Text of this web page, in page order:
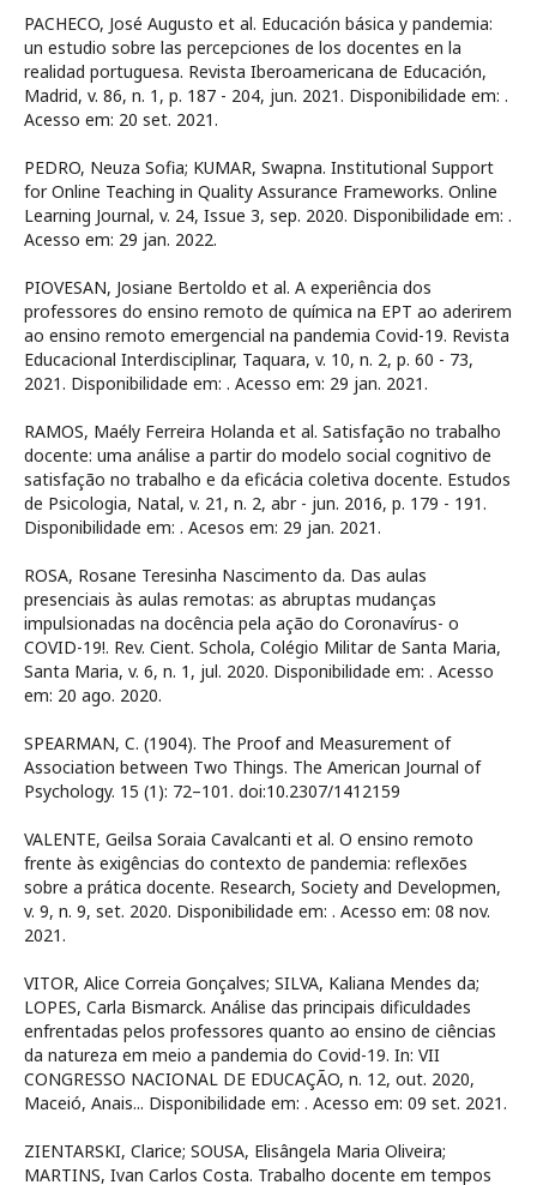
PACHECO, José Augusto et al. Educación básica y pandemia:
un estudio sobre las percepciones de los docentes en la
realidad portuguesa. Revista Iberoamericana de Educación,
Madrid, v. 86, n. 1, p. 187 - 204, jun. 2021. Disponibilidade em: .
Acesso em: 20 set. 2021.
PEDRO, Neuza Sofia; KUMAR, Swapna. Institutional Support
for Online Teaching in Quality Assurance Frameworks. Online
Learning Journal, v. 24, Issue 3, sep. 2020. Disponibilidade em: .
Acesso em: 29 jan. 2022.
PIOVESAN, Josiane Bertoldo et al. A experiência dos
professores do ensino remoto de química na EPT ao aderirem
ao ensino remoto emergencial na pandemia Covid-19. Revista
Educacional Interdisciplinar, Taquara, v. 10, n. 2, p. 60 - 73,
2021. Disponibilidade em: . Acesso em: 29 jan. 2021.
RAMOS, Maély Ferreira Holanda et al. Satisfação no trabalho
docente: uma análise a partir do modelo social cognitivo de
satisfação no trabalho e da eficácia coletiva docente. Estudos
de Psicologia, Natal, v. 21, n. 2, abr - jun. 2016, p. 179 - 191.
Disponibilidade em: . Acesos em: 29 jan. 2021.
ROSA, Rosane Teresinha Nascimento da. Das aulas
presenciais às aulas remotas: as abruptas mudanças
impulsionadas na docência pela ação do Coronavírus- o
COVID-19!. Rev. Cient. Schola, Colégio Militar de Santa Maria,
Santa Maria, v. 6, n. 1, jul. 2020. Disponibilidade em: . Acesso
em: 20 ago. 2020.
SPEARMAN, C. (1904). The Proof and Measurement of
Association between Two Things. The American Journal of
Psychology. 15 (1): 72–101. doi:10.2307/1412159
VALENTE, Geilsa Soraia Cavalcanti et al. O ensino remoto
frente às exigências do contexto de pandemia: reflexões
sobre a prática docente. Research, Society and Developmen,
v. 9, n. 9, set. 2020. Disponibilidade em: . Acesso em: 08 nov.
2021.
VITOR, Alice Correia Gonçalves; SILVA, Kaliana Mendes da;
LOPES, Carla Bismarck. Análise das principais dificuldades
enfrentadas pelos professores quanto ao ensino de ciências
da natureza em meio a pandemia do Covid-19. In: VII
CONGRESSO NACIONAL DE EDUCAÇÃO, n. 12, out. 2020,
Maceió, Anais... Disponibilidade em: . Acesso em: 09 set. 2021.
ZIENTARSKI, Clarice; SOUSA, Elisângela Maria Oliveira;
MARTINS, Ivan Carlos Costa. Trabalho docente em tempos